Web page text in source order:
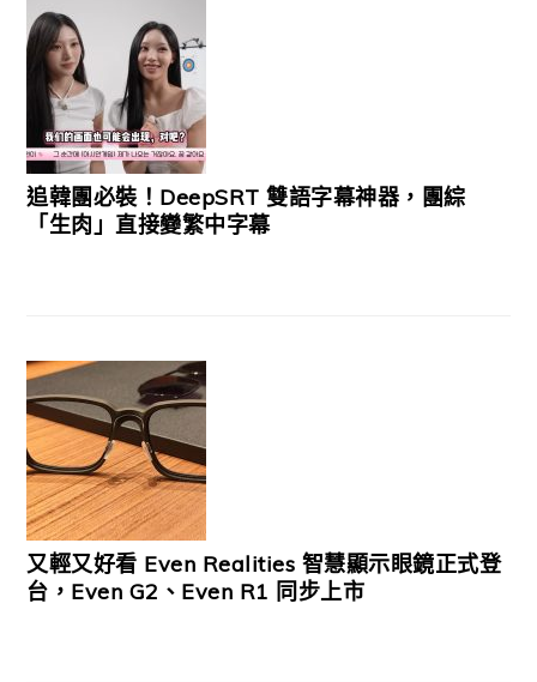
追韓團必裝！DeepSRT 雙語字幕神器，團綜
「生肉」直接變繁中字幕
又輕又好看 Even Realities 智慧顯示眼鏡正式登
台，Even G2、Even R1 同步上市